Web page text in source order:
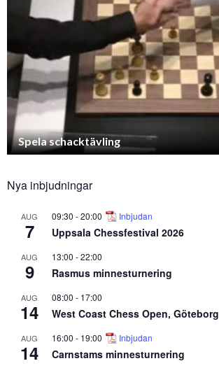
Spela schacktävling
Nya inbjudningar
AUG
7
09:30 -20:00 Inbjudan
Uppsala Chessfestival 2026
AUG
9
13:00 -22:00
Rasmus minnesturnering
AUG
14
08:00 - 17:00
West Coast Chess Open, Göteborg
AUG
14
16:00 - 19:00 Inbjudan
Carnstams minnesturnering